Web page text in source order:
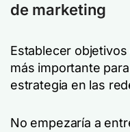
de marketing
Establecer
más importante
estrategia en las
No empezaría a